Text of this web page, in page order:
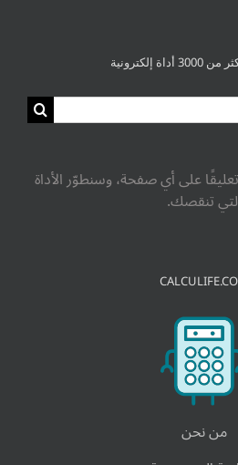
إلكترونية
على أي صفحة، وسنطوّر الأداة
تنقصك.
من نحن